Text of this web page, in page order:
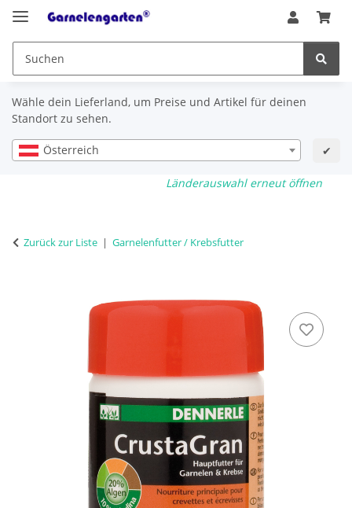
Wähle dein Lieferland, um Preise und Artikel für deinen
Standort zu sehen.
Österreich ✔
Länderauswahl erneut öffnen
Zurück zur Liste Garnelenfutter / Krebsfutter